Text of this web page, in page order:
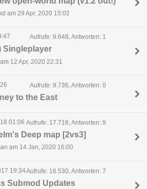
am 29 Apr, 2020 15:02
Aufrufe: 9.648, Antworten: 1
Singleplayer
12 Apr, 2020 22:31
Aufrufe: 9.736, Antworten: 0
to the East
01:06 Aufrufe: 17.716, Antworten: 9
Deep map [2vs3]
am 14 Jan, 2020 16:00
19:34Aufrufe: 16.530, Antworten: 7
Submod Updates